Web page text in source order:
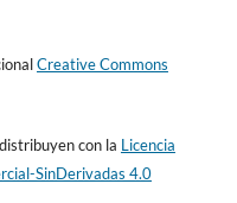
Creative Commons
con la Licencia
SinDerivadas 4.0